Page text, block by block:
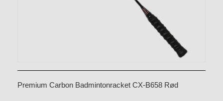
Premium Carbon Badmintonracket CX-B658 Rød